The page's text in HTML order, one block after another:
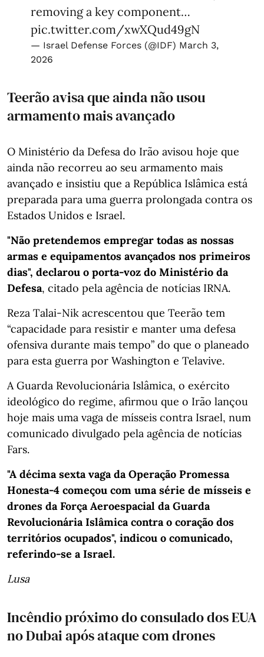
removing a key component…
pic.twitter.com/xwXQud49gN
— Israel Defense Forces (@IDF) March 3,
2026
Teerão avisa que ainda não usou
armamento mais avançado
O Ministério da Defesa do Irão avisou hoje que
ainda não recorreu ao seu armamento mais
avançado e insistiu que a República Islâmica está
preparada para uma guerra prolongada contra os
Estados Unidos e Israel.
"Não pretendemos empregar todas as nossas
armas e equipamentos avançados nos primeiros
dias", declarou o porta-voz do Ministério da
Defesa, citado pela agência de notícias IRNA.
Reza Talai-Nik acrescentou que Teerão tem
“capacidade para resistir e manter uma defesa
ofensiva durante mais tempo” do que o planeado
para esta guerra por Washington e Telavive.
A Guarda Revolucionária Islâmica, o exército
ideológico do regime, afirmou que o Irão lançou
hoje mais uma vaga de mísseis contra Israel, num
comunicado divulgado pela agência de notícias
Fars.
"A décima sexta vaga da Operação Promessa
Honesta-4 começou com uma série de mísseis e
drones da Força Aeroespacial da Guarda
Revolucionária Islâmica contra o coração dos
territórios ocupados", indicou o comunicado,
referindo-se a Israel.
Lusa
Incêndio próximo do consulado dos EUA
no Dubai após ataque com drones